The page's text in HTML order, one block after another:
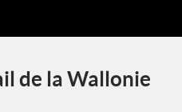
de la Wallonie